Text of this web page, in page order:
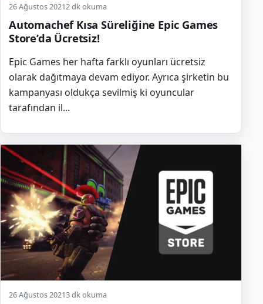
26 Ağustos 20212 dk okuma
Automachef Kısa Süreliğine Epic Games
Store’da Ücretsiz!
Epic Games her hafta farklı oyunları ücretsiz
olarak dağıtmaya devam ediyor. Ayrıca şirketin bu
kampanyası oldukça sevilmiş ki oyuncular
tarafından il...
26 Ağustos 20213 dk okuma